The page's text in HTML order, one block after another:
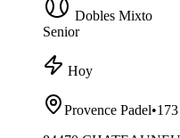
Dobles Mixto
Senior
Hoy
Provence Padel•